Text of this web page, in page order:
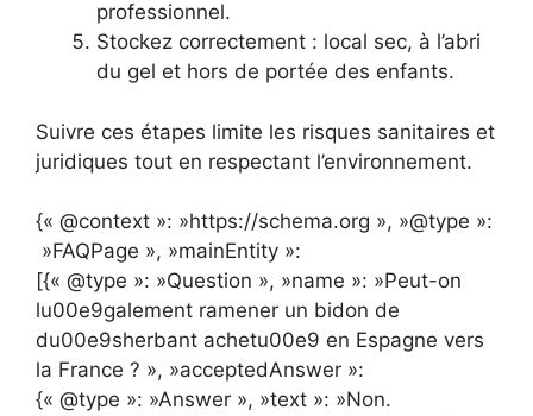
professionnel.
Stockez correctement : local sec, à l’abri
du gel et hors de portée des enfants.
Suivre ces étapes limite les risques sanitaires et
juridiques tout en respectant l’environnement.
{« @context »: »https://schema.org », »@type »:
»FAQPage », »mainEntity »:
[{« @type »: »Question », »name »: »Peut-on
lu00e9galement ramener un bidon de
du00e9sherbant achetu00e9 en Espagne vers
la France ? », »acceptedAnswer »:
{« @type »: »Answer », »text »: »Non.